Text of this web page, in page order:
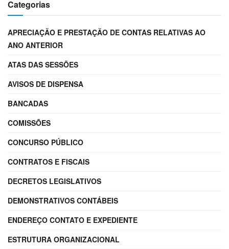
Categorias
APRECIAÇÃO E PRESTAÇÃO DE CONTAS RELATIVAS AO
ANO ANTERIOR
ATAS DAS SESSÕES
AVISOS DE DISPENSA
BANCADAS
COMISSÕES
CONCURSO PÚBLICO
CONTRATOS E FISCAIS
DECRETOS LEGISLATIVOS
DEMONSTRATIVOS CONTÁBEIS
ENDEREÇO CONTATO E EXPEDIENTE
ESTRUTURA ORGANIZACIONAL